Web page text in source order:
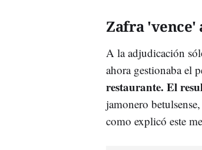
Zafra 'vence'
A la adjudicación
ahora gestionaba el
restaurante. El
jamonero
como explicó este